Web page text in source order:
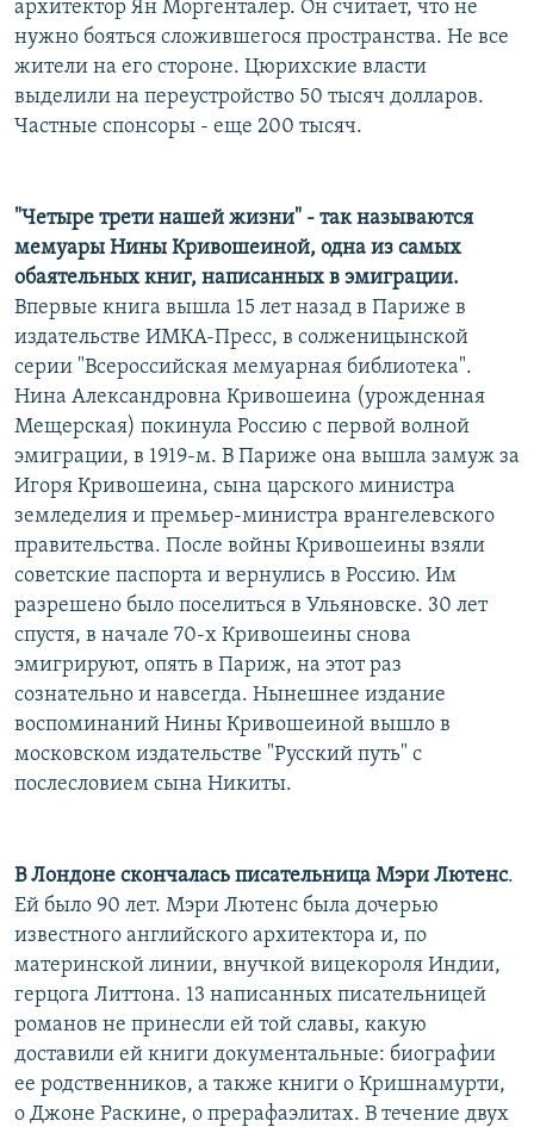
архитектор Ян Моргенталер. Он считает, что не
нужно бояться сложившегося пространства. Не все
жители на его стороне. Цюрихские власти
выделили на переустройство 50 тысяч долларов.
Частные спонсоры - еще 200 тысяч.
"Четыре трети нашей жизни" - так называются
мемуары Нины Кривошеиной, одна из самых
обаятельных книг, написанных в эмиграции.
Впервые книга вышла 15 лет назад в Париже в
издательстве ИМКА-Пресс, в солженицынской
серии "Всероссийская мемуарная библиотека".
Нина Александровна Кривошеина (урожденная
Мещерская) покинула Россию с первой волной
эмиграции, в 1919-м. В Париже она вышла замуж за
Игоря Кривошеина, сына царского министра
земледелия и премьер-министра врангелевского
правительства. После войны Кривошеины взяли
советские паспорта и вернулись в Россию. Им
разрешено было поселиться в Ульяновске. 30 лет
спустя, в начале 70-х Кривошеины снова
эмигрируют, опять в Париж, на этот раз
сознательно и навсегда. Нынешнее издание
воспоминаний Нины Кривошеиной вышло в
московском издательстве "Русский путь" с
послесловием сына Никиты.
В Лондоне скончалась писательница Мэри Лютенс.
Ей было 90 лет. Мэри Лютенс была дочерью
известного английского архитектора и, по
материнской линии, внучкой вицекороля Индии,
герцога Литтона. 13 написанных писательницей
романов не принесли ей той славы, какую
доставили ей книги документальные: биографии
ее родственников, а также книги о Кришнамурти,
о Джоне Раскине, о прерафаэлитах. В течение двух